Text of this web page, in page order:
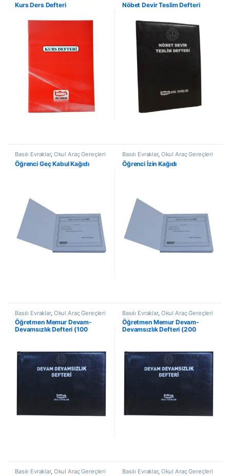
Kurs Ders Defteri Nöbet Devir Teslim Defteri
Basılı Evraklar, Okul Araç Gereçleri
Öğrenci Geç Kabul Kağıdı
Basılı Evraklar, Okul Araç Gereçleri
Öğrenci İzin Kağıdı
Basılı Evraklar, Okul Araç Gereçleri
Öğretmen Memur Devam-
Devamsızlık Defteri (100
Basılı Evraklar, Okul Araç Gereçleri
Öğretmen Memur Devam-
Devamsızlık Defteri (200
Basılı Evraklar, Okul Araç Gereçleri Basılı Evraklar, Okul Araç Gereçleri